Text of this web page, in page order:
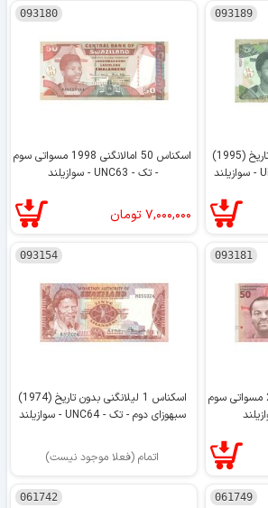
093189
اسکناس 5 امالانگنی بدون تاریخ (1995)
093180
اسکناس 50 امالانگنی 1998 مسواتی سوم
- تک - UNC63 - سوازیلند
۷,۰۰۰,۰۰۰ تومان
093181
اسکناس 50 امالانگنی 2010 مسواتی سوم
093154
اسکناس 1 لیلانگنی بدون تاریخ (1974)
سبهوزای دوم - تک - UNC64 - سوازیلند
اتمام (فعلا موجود نیست)
061749
061742